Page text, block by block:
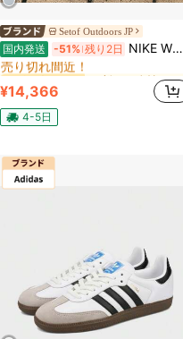
Setof Outdoors JP
国内発送 -51% 残り2日 NIKE WOMEN'S AIR MAX PHENOMENA Sneakers
#1 ベストセラー
売り切れ間近！
#1 ベストセラー
売り切れ間近！
#1 ベストセラー
売り切れ間近！
#1 ベストセラー に 新しい 女性用アウトドアスポーツシューズ
売り切れ間近！
¥14,366
4-5日